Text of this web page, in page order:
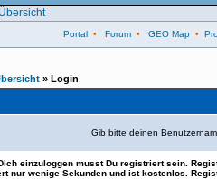
Portal • Forum • GEO Map •
» Login
Gib bitte deinen
einzuloggen musst Du registriert sein.
nur wenige Sekunden und ist kostenlos.